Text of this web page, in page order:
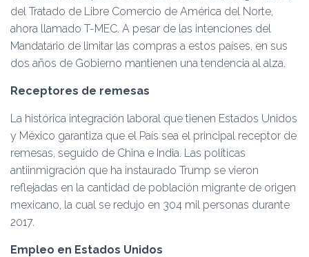
del Tratado de Libre Comercio de América del Norte,
ahora llamado T-MEC. A pesar de las intenciones del
Mandatario de limitar las compras a estos países, en sus
dos años de Gobierno mantienen una tendencia al alza.
Receptores de remesas
La histórica integración laboral que tienen Estados Unidos
y México garantiza que el País sea el principal receptor de
remesas, seguido de China e India. Las politicas
antiinmigración que ha instaurado Trump se vieron
reflejadas en la cantidad de población migrante de origen
mexicano, la cual se redujo en 304 mil personas durante
2017.
Empleo en Estados Unidos